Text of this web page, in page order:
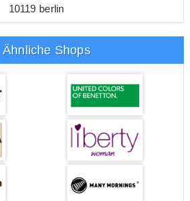
10119 berlin
Ähnliche Shops